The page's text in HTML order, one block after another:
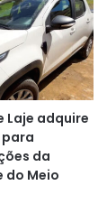
Laje adquire
para
da
do Meio